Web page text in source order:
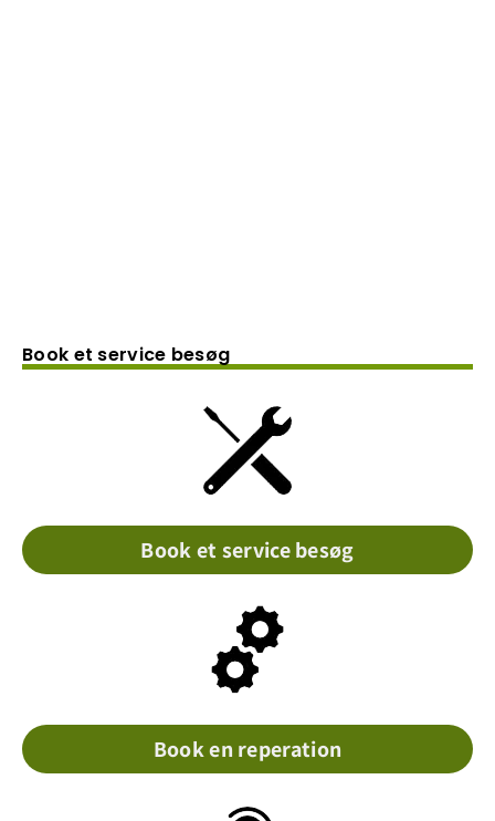
Book et service besøg
Book et service besøg
Book en reperation